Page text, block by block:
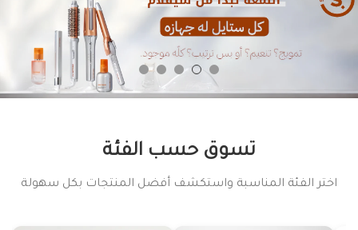
تسوق حسب الفئة
اختر الفئة المناسبة واستكشف أفضل المنتجات بكل سهولة